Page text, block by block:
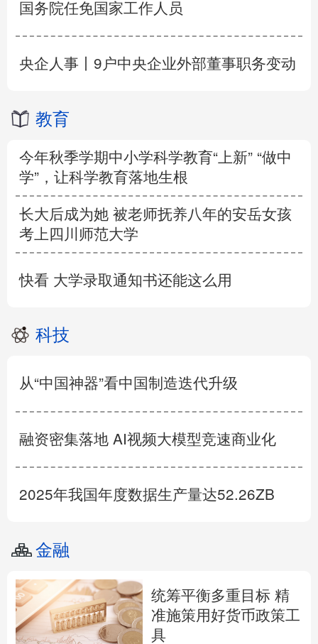
国务院任免国家工作人员
央企人事丨9户中央企业外部董事职务变动
教育
今年秋季学期中小学科学教育“上新” “做中
学”，让科学教育落地生根
长大后成为她 被老师抚养八年的安岳女孩
考上四川师范大学
快看 大学录取通知书还能这么用
科技
从“中国神器”看中国制造迭代升级
融资密集落地 AI视频大模型竞速商业化
2025年我国年度数据生产量达52.26ZB
金融
统筹平衡多重目标 精
准施策用好货币政策工
具